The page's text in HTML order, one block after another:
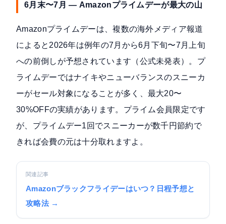
6月末〜7月 — Amazonプライムデーが最大の山
Amazonプライムデーは、複数の海外メディア報道
によると2026年は例年の7月から6月下旬〜7月上旬
への前倒しが予想されています（公式未発表）。プ
ライムデーではナイキやニューバランスのスニーカ
ーがセール対象になることが多く、最大20〜
30%OFFの実績があります。プライム会員限定です
が、プライムデー1回でスニーカーが数千円節約で
きれば会費の元は十分取れますよ。
関連記事
Amazonブラックフライデーはいつ？日程予想と
攻略法 →